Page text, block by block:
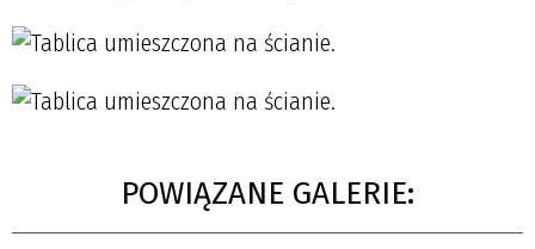
POWIĄZANE GALERIE: